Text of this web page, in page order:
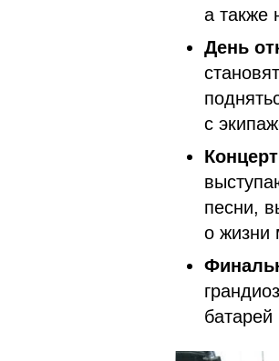
а также
День
с
песни,
о жизни